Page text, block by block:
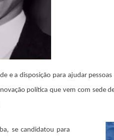
e a disposição para ajudar
política que vem com sede
se candidatou para